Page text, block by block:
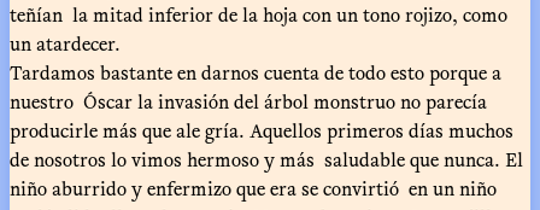
teñían la mitad inferior de la hoja con un tono rojizo, como
un atardecer.
Tardamos bastante en darnos cuenta de todo esto porque a
nuestro Óscar la invasión del árbol monstruo no parecía
producirle más que ale gría. Aquellos primeros días muchos
de nosotros lo vimos hermoso y más saludable que nunca. El
niño aburrido y enfermizo que era se convirtió en un niño